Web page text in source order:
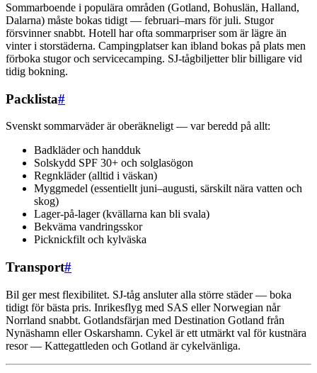
Sommarboende i populära områden (Gotland, Bohuslän, Halland,
Dalarna) måste bokas tidigt — februari–mars för juli. Stugor
försvinner snabbt. Hotell har ofta sommarpriser som är lägre än
vinter i storstäderna. Campingplatser kan ibland bokas på plats men
förboka stugor och servicecamping. SJ-tågbiljetter blir billigare vid
tidig bokning.
Packlista#
Svenskt sommarväder är oberäkneligt — var beredd på allt:
Badkläder och handduk
Solskydd SPF 30+ och solglasögon
Regnkläder (alltid i väskan)
Myggmedel (essentiellt juni–augusti, särskilt nära vatten och
skog)
Lager-på-lager (kvällarna kan bli svala)
Bekväma vandringsskor
Picknickfilt och kylväska
Transport#
Bil ger mest flexibilitet. SJ-tåg ansluter alla större städer — boka
tidigt för bästa pris. Inrikesflyg med SAS eller Norwegian når
Norrland snabbt. Gotlandsfärjan med Destination Gotland från
Nynäshamn eller Oskarshamn. Cykel är ett utmärkt val för kustnära
resor — Kattegattleden och Gotland är cykelvänliga.